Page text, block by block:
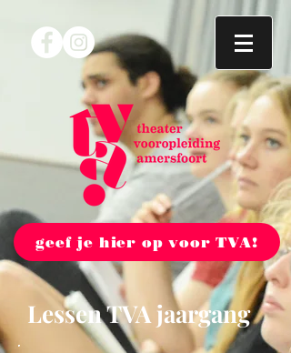
geef je hier op voor TVA!
Lessen TVA jaargang